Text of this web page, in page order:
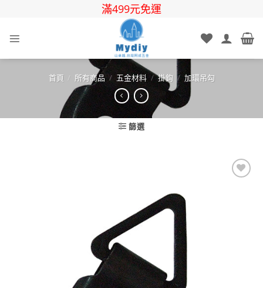
滿499元免運
首頁 / 所有商品 / 五金材料 / 掛鈎 / 加環吊勾
篩選